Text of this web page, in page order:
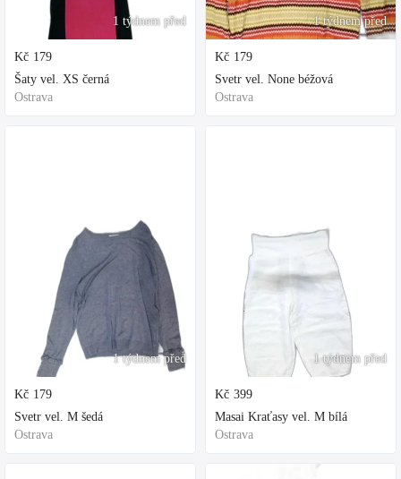
1 týdnem před
Kč 179
Šaty vel. XS černá
Ostrava
1 týdnem před
Kč 179
Svetr vel. M šedá
Ostrava
1 týdnem před
Kč 179
Svetr vel. None béžová
Ostrava
1 týdnem před
Kč 399
Masai Kraťasy vel. M bílá
Ostrava